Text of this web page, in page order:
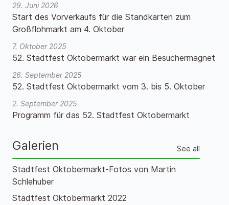
29. Juni 2026
Start des Vorverkaufs für die Standkarten zum
Großflohmarkt am 4. Oktober
7. Oktober 2025
52. Stadtfest Oktobermarkt war ein Besuchermagnet
26. September 2025
52. Stadtfest Oktobermarkt vom 3. bis 5. Oktober
2. September 2025
Programm für das 52. Stadtfest Oktobermarkt
Galerien See all
Stadtfest Oktobermarkt-Fotos von Martin
Schlehuber
Stadtfest Oktobermarkt 2022